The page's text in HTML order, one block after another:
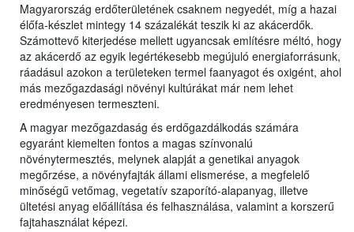
Magyarország erdőterületének csaknem negyedét, míg a hazai
élőfa-készlet mintegy 14 százalékát teszik ki az akácerdők.
Számottevő kiterjedése mellett ugyancsak említésre méltó, hogy
az akácerdő az egyik legértékesebb megújuló energiaforrásunk,
ráadásul azokon a területeken termel faanyagot és oxigént, ahol
más mezőgazdasági növényi kultúrákat már nem lehet
eredményesen termeszteni.
A magyar mezőgazdaság és erdőgazdálkodás számára
egyaránt kiemelten fontos a magas színvonalú
növénytermesztés, melynek alapját a genetikai anyagok
megőrzése, a növényfajták állami elismerése, a megfelelő
minőségű vetőmag, vegetatív szaporító-alapanyag, illetve
ültetési anyag előállítása és felhasználása, valamint a korszerű
fajtahasználat képezi.